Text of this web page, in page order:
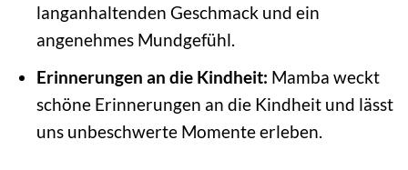
langanhaltenden Geschmack und ein
angenehmes Mundgefühl.
Erinnerungen an die Kindheit: Mamba weckt
schöne Erinnerungen an die Kindheit und lässt
uns unbeschwerte Momente erleben.